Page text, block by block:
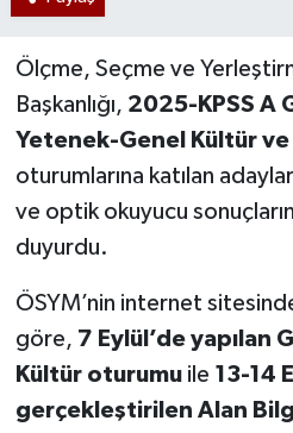
Ölçme, Seçme ve
Başkanlığı, 2025-KPSS A
Yetenek-Genel Kültür
oturumlarına katılan
ve optik okuyucu
duyurdu.
ÖSYM’nin internet
göre, 7 Eylül’de yapılan
Kültür oturumuile 13-14
gerçekleştirilen Alan